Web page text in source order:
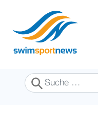
Suchen